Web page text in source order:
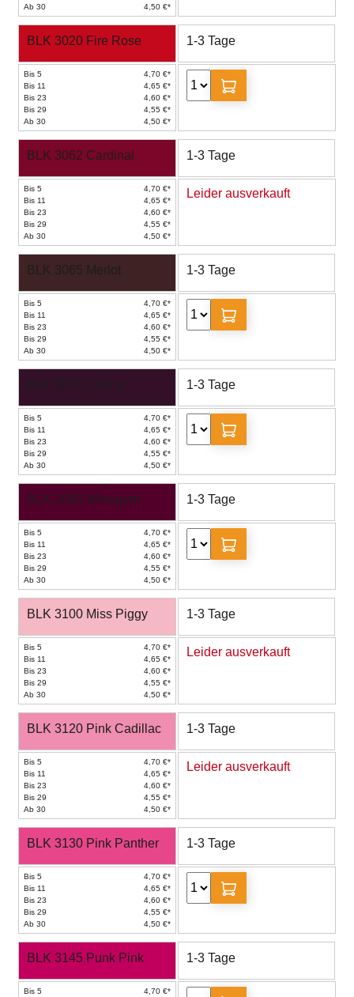
Ab 30
4,50 €*
BLK 3020 Fire Rose 1-3 Tage
Bis 5
4,70 €*
Bis 11
4,65 €*
Bis 23
4,60 €*
Bis 29
4,55 €*
Ab 30
4,50 €*
BLK 3062 Cardinal 1-3 Tage
Bis 5
4,70 €*
Bis 11
4,65 €*
Bis 23
4,60 €*
Bis 29
4,55 €*
Ab 30
4,50 €*
Leider ausverkauft
BLK 3065 Merlot 1-3 Tage
Bis 5
4,70 €*
Bis 11
4,65 €*
Bis 23
4,60 €*
Bis 29
4,55 €*
Ab 30
4,50 €*
1-3 Tage
Bis 5
4,70 €*
Bis 11
4,65 €*
Bis 23
4,60 €*
Bis 29
4,55 €*
Ab 30
4,50 €*
BLK 3080 Winegum 1-3 Tage
Bis 5
4,70 €*
Bis 11
4,65 €*
Bis 23
4,60 €*
Bis 29
4,55 €*
Ab 30
4,50 €*
BLK 3100 Miss Piggy 1-3 Tage
Bis 5
4,70 €*
Bis 11
4,65 €*
Bis 23
4,60 €*
Bis 29
4,55 €*
Ab 30
4,50 €*
Leider ausverkauft
BLK 3120 Pink Cadillac 1-3 Tage
Bis 5
4,70 €*
Bis 11
4,65 €*
Bis 23
4,60 €*
Bis 29
4,55 €*
Ab 30
4,50 €*
Leider ausverkauft
BLK 3130 Pink Panther 1-3 Tage
Bis 5
4,70 €*
Bis 11
4,65 €*
Bis 23
4,60 €*
Bis 29
4,55 €*
Ab 30
4,50 €*
BLK 3145 Punk Pink 1-3 Tage
Bis 5
4,70 €*